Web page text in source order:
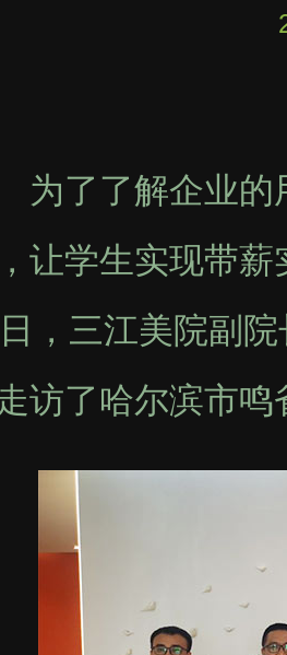
了了解企业的
让学生实现带
，三江美院副
访了哈尔滨市